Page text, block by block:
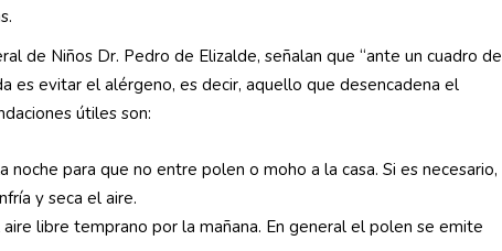
de Niños Dr. Pedro de Elizalde, señalan que “ante un cuadro de
es evitar el alérgeno, es decir, aquello que desencadena el
útiles son:
noche para que no entre polen o moho a la casa. Si es necesario,
y seca el aire.
libre temprano por la mañana. En general el polen se emite